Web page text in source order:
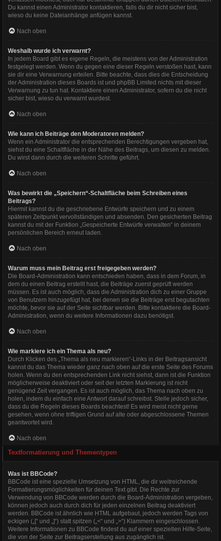
Du kannst einen Administrator kontaktieren, falls du dir nicht sicher bist,
wieso du keine Dateianhänge anfügen kannst.
Nach oben
Weshalb wurde ich verwarnt?
In jedem Board gibt es eigene Regeln, die meistens von der Administration
festgelegt werden. Wenn du gegen eine dieser Regeln verstoßen hast, kann
sie dir eine Verwarnung erteilen. Bitte beachte, dass dies die Entscheidung
der Administration dieses Boards ist und phpBB Limited nichts mit dieser
Verwarnung zu tun hat. Kontaktiere einen Administrator, sofern du die nicht
sicher bist, wieso du verwarnt wurdest.
Nach oben
Wie kann ich Beiträge den Moderatoren melden?
Wenn ein Administrator die entsprechenden Berechtigungen vergeben hat,
siehst du eine Schaltfläche in der Nähe des Beitrags, um diesen zu melden.
Du wirst dann durch die weiteren Schritte geführt.
Nach oben
Was bewirkt die „Speichern“-Schaltfläche beim Schreiben eines
Beitrags?
Hiermit kannst du die geschriebene Entwürfe speichern und zu einem
späteren Zeitpunkt vervollständigen und absenden. Den gesicherten Beitrag
kannst du mit der Funktion „Gespeicherte Entwürfe verwalten“ in deinem
persönlichen Bereich erneut laden.
Nach oben
Warum muss mein Beitrag erst freigegeben werden?
Die Board-Administration kann entschieden haben, dass in dem Forum, in
dem du einen Beitrag erstellt hast, die Beiträge zuerst geprüft werden
müssen. Es ist auch möglich, dass die Administration dich zu einer Gruppe
von Benutzern hinzugefügt hat, bei denen sie die Beiträge erst begutachten
möchte, bevor sie auf der Seite sichtbar werden. Bitte kontaktiere die Board-
Administration, wenn du weitere Informationen dazu benötigst.
Nach oben
Wie markiere ich ein Thema als neu?
Durch Klicken des „Thema als neu markieren“-Links in der Beitragsansicht
kannst du das Thema wieder ganz nach oben auf die erste Seite des Forums
holen. Wenn du den entsprechenden Link nicht siehst, dann ist die Funktion
möglicherweise deaktiviert oder seit der letzten Markierung ist nicht
genügend Zeit vergangen. Es ist auch möglich, das Thema nach oben zu
holen, indem du einfach eine Antwort darauf schreibst. Stelle jedoch sicher,
dass du die Regeln dieses Boards beachtest! Es wird meist nicht gerne
gesehen, wenn ohne triftigen Grund auf alte oder abgeschlossene Themen
geantwortet wird.
Nach oben
Textformatierung und Thementypen
Was ist BBCode?
BBCode ist eine spezielle Umsetzung von HTML, die dir weitreichende
Formatierungsmöglichkeiten für deinen Text gibt. Die Rechte zur
Verwendung von BBCode werden durch die Board-Administration vergeben,
können jedoch auch durch dich für jeden einzelnen Beitrag deaktiviert
werden. BBCode ist ähnlich wie HTML aufgebaut, jedoch werden Tags von
eckigen („[“ und „]“) statt spitzen („<“ und „>“) Klammern eingeschlossen.
Weitere Informationen zu BBCode findest du auf einer speziellen Hilfe-Seite,
die von der Seite zur Beitragserstellung aus zugänglich ist.